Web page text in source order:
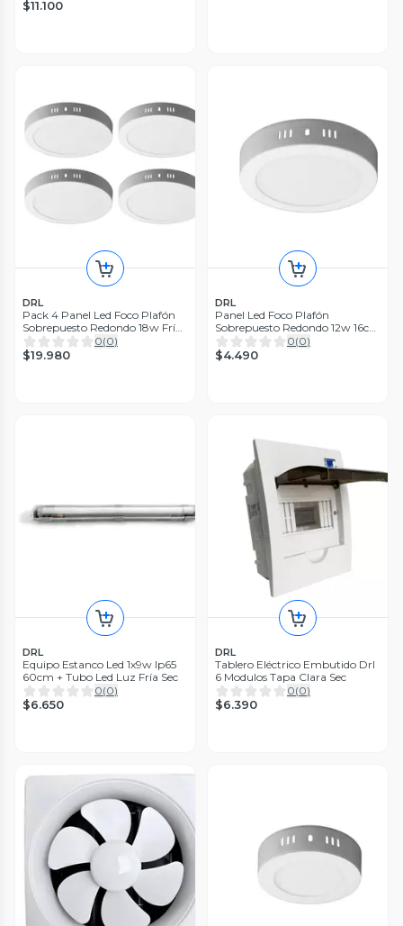
$11.100
DRL
Pack 4 Panel Led Foco Plafón
Sobrepuesto Redondo 18w Fría
Blanco
0(0)
$19.980
DRL
Panel Led Foco Plafón
Sobrepuesto Redondo 12w 16cm
Luz Fría Blanco
0(0)
$4.490
DRL
Equipo Estanco Led 1x9w Ip65
60cm + Tubo Led Luz Fría Sec
0(0)
$6.650
DRL
Tablero Eléctrico Embutido Drl
6 Modulos Tapa Clara Sec
0(0)
$6.390